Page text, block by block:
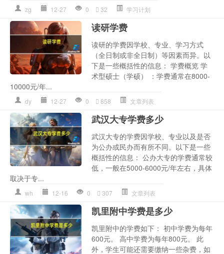
zg 12-27 0 32 学习计划
读研学费
读研的学费因学校、专业、学习方式
（全日制或非全日制）等因素而异。以
下是一些概括性的信息： 学费概览 学
术型硕士（学硕） ：学费通常在8000-
10000元/年...
dy 12-27 0 858 文章列表
武汉大专学费多少
武汉大专的学费因学校、专业以及是否
为公办或民办而有所不同。以下是一些
概括性的信息： 公办大专的学费通常较
低，一般在5000-6000元/年左右，具体
取决于专...
wh 12-16 0 307 文章列表
凯里附中学费是多少
凯里附中的学费如下： 初中学费为每年
600元。 高中学费为每年800元。 此
外，学生可能还需要缴纳一些杂费，如